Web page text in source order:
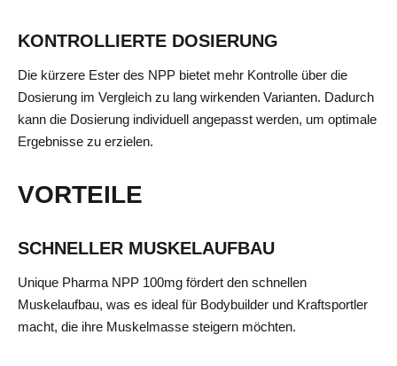
KONTROLLIERTE DOSIERUNG
Die kürzere Ester des NPP bietet mehr Kontrolle über die
Dosierung im Vergleich zu lang wirkenden Varianten. Dadurch
kann die Dosierung individuell angepasst werden, um optimale
Ergebnisse zu erzielen.
VORTEILE
SCHNELLER MUSKELAUFBAU
Unique Pharma NPP 100mg fördert den schnellen
Muskelaufbau, was es ideal für Bodybuilder und Kraftsportler
macht, die ihre Muskelmasse steigern möchten.